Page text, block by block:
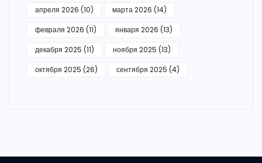
апреля 2026 (10) марта 2026 (14)
февраля 2026 (11) января 2026 (13)
декабря 2025 (11) ноября 2025 (13)
октября 2025 (26) сентября 2025 (4)